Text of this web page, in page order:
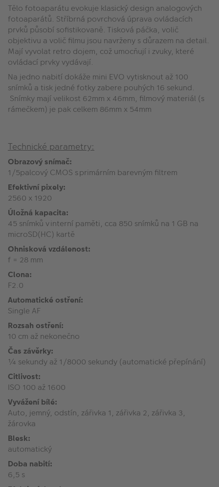
Tělo fotoaparátu evokuje klasický design analogových
fotoaparátů. Stříbrná povrchová úprava ovládacích
prvků působí sofistikovaně. Tisková páčka, volič
objektivu a volič filmu jsou navrženy s důrazem na detail.
Mají vyvolat retro dojem, což umocňují i zvuky, které
ovládací prvky vydávají.
Na jedno nabití dokáže mini EVO vytisknout až 100
snímků a tisk jedné fotky zabere pouhých 16 sekund.
Snímky mají velikost 62mm x 46mm, filmový materiál (s
rámečkem) je pak celkem 86mm x 54mm
Technické parametry:
Obrazový snímač:
1/5palcový CMOS s primárním barevným filtrem
Efektivní pixely:
2560 x 1920
Úložná kapacita:
45 snímků v interní paměti, cca 850 snímků na 1 GB na
microSD(HC) kartě
Ohnisková vzdálenost:
f = 28 mm
Clona:
F2.0
Automatické ostření:
Single AF
Rozsah ostření:
10 cm až nekonečno
Čas závěrky:
¼ sekundy až 1/8000 sekundy (automatické přepínání)
Citlivost:
ISO 100 až 1600
Vyvážení bílé:
Auto, jemný, odstín, zářivka 1, zářivka 2, zářivka 3,
žárovka
Blesk:
automatický
Doba nabití:
6,5 s